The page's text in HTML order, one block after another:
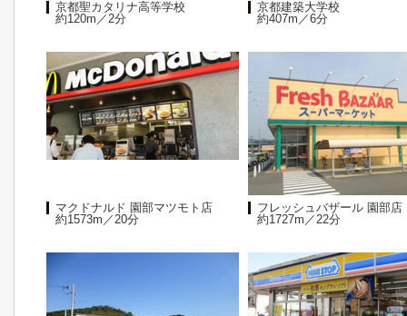
京都聖カタリナ高等学校
約120m／2分
京都建築大学校
約407m／6分
マクドナルド 園部マツモト店
約1573m／20分
フレッシュバザール 園部店
約1727m／22分